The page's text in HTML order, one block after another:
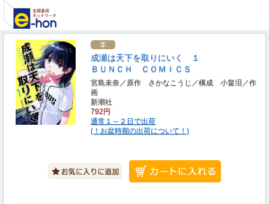
成瀬は天下を取りにいく １
ＢＵＮＣＨ ＣＯＭＩＣＳ
宮島未奈／原作 さかなこうじ／構成 小畠泪／作
画
新潮社
792円
通常１～２日で出荷
(！お盆時期の出荷について！)